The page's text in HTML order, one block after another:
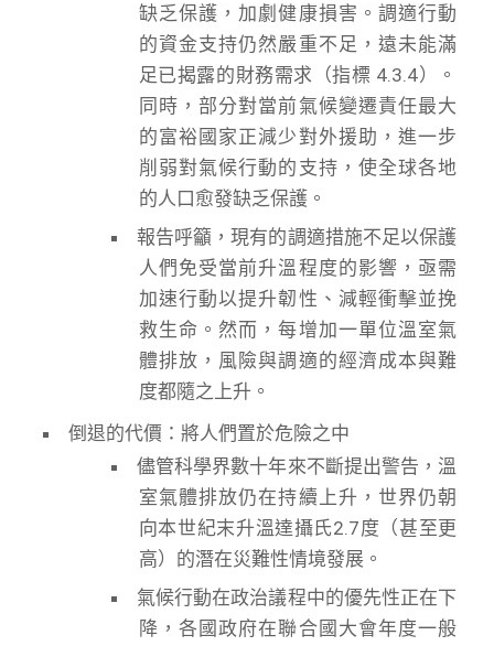
缺乏保護，加劇健康損害。調適行動
的資金支持仍然嚴重不足，遠未能滿
足已揭露的財務需求（指標 4.3.4）。
同時，部分對當前氣候變遷責任最大
的富裕國家正減少對外援助，進一步
削弱對氣候行動的支持，使全球各地
的人口愈發缺乏保護。
報告呼籲，現有的調適措施不足以保護
人們免受當前升溫程度的影響，亟需
加速行動以提升韌性、減輕衝擊並挽
救生命。然而，每增加一單位溫室氣
體排放，風險與調適的經濟成本與難
度都隨之上升。
倒退的代價：將人們置於危險之中
儘管科學界數十年來不斷提出警告，溫
室氣體排放仍在持續上升，世界仍朝
向本世紀末升溫達攝氏2.7度（甚至更
高）的潛在災難性情境發展。
氣候行動在政治議程中的優先性正在下
降，各國政府在聯合國大會年度一般